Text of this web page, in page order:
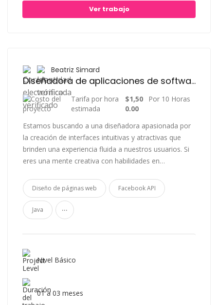
Ver trabajo
Beatriz Simard
Diseñadora de aplicaciones de software
Tarifa por hora
estimada
$1,50
0.00
Por 10 Horas
Estamos buscando a una diseñadora apasionada por
la creación de interfaces intuitivas y atractivas que
brinden una experiencia fluida a nuestros usuarios. Si
eres una mente creativa con habilidades en…
Diseño de páginas web Facebook API
Java ...
Nivel Básico
01 a 03 meses